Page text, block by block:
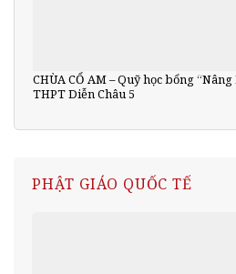
CHÙA CỔ AM – Quỹ học bổng
THPT Diễn Châu 5
PHẬT GIÁO QUỐC TẾ